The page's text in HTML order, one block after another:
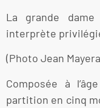
La grande dame
interprète
(Photo Jean
Composée à
partition en cinq